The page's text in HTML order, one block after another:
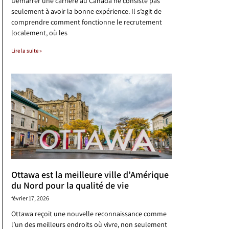
seulement à avoir la bonne expérience. Il s’agit de
comprendre comment fonctionne le recrutement
localement, où les
Lire la suite »
Ottawa est la meilleure ville d’Amérique
du Nord pour la qualité de vie
février 17, 2026
Ottawa reçoit une nouvelle reconnaissance comme
l’un des meilleurs endroits où vivre, non seulement